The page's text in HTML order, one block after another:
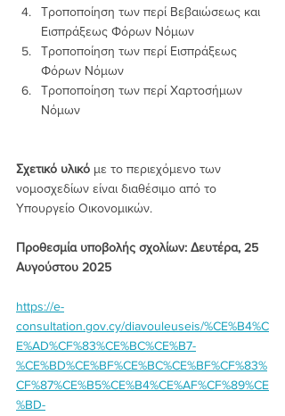
Τροποποίηση των περί Βεβαιώσεως και
Εισπράξεως Φόρων Νόμων
Τροποποίηση των περί Εισπράξεως
Φόρων Νόμων
Τροποποίηση των περί Χαρτοσήμων
Νόμων
Σχετικό υλικό με το περιεχόμενο των
νομοσχεδίων είναι διαθέσιμο από το
Υπουργείο Οικονομικών.
Προθεσμία υποβολής σχολίων: Δευτέρα, 25
Αυγούστου 2025
https://e-
consultation.gov.cy/diavouleuseis/%CE%B4%C
E%AD%CF%83%CE%BC%CE%B7-
%CE%BD%CE%BF%CE%BC%CE%BF%CF%83%
CF%87%CE%B5%CE%B4%CE%AF%CF%89%CE
%BD-